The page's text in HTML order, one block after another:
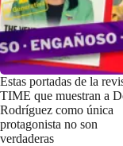
Estas portadas de la
TIME que muestran a
Rodríguez como única
protagonista no son
verdaderas